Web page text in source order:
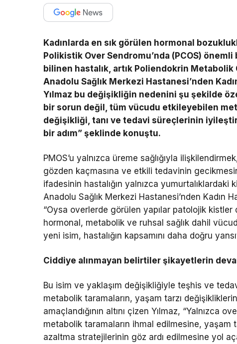
Kadınlarda en sık görülen hormonal
Polikistik Over Sendromu’nda (PCOS)
bilinen hastalık, artık Poliendokrin Metabolik
Anadolu Sağlık Merkezi Hastanesi’nden
Yılmaz bu değişikliğin nedenini şu şekilde
bir sorun değil, tüm vücudu etkileyebilen
değişikliği, tanı ve tedavi süreçlerinin
bir adım” şeklinde konuştu.
PMOS’u yalnızca üreme sağlığıyla
gözden kaçmasına ve etkili tedavinin
ifadesinin hastalığın yalnızca yumurtalıklardaki
Anadolu Sağlık Merkezi Hastanesi’nden Kadın
“Oysa overlerde görülen yapılar patolojik
hormonal, metabolik ve ruhsal sağlık dahil
yeni isim, hastalığın kapsamını daha doğru
Ciddiye alınmayan belirtiler şikayetlerin
Bu isim ve yaklaşım değişikliğiyle teşhis ve
metabolik taramaların, yaşam tarzı
amaçlandığının altını çizen Yılmaz, “Yalnızca
metabolik taramaların ihmal edilmesine,
azaltma stratejilerinin göz ardı edilmesine yol